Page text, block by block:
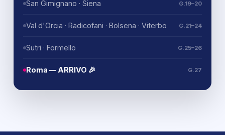
San Gimignano · Siena G.19–20
Val d'Orcia · Radicofani · Bolsena · Viterbo G.21–24
Sutri · Formello G.25–26
Roma — ARRIVO 🎉 G.27